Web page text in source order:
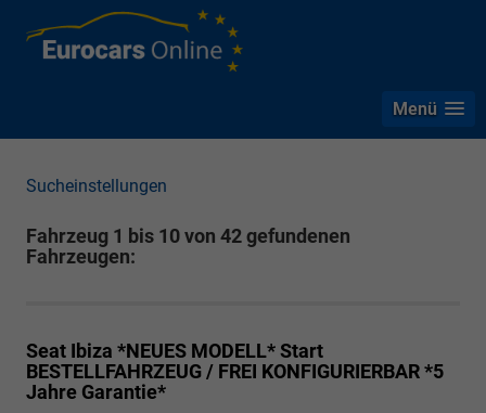
Menü
Sucheinstellungen
Fahrzeug 1 bis 10 von 42 gefundenen
Fahrzeugen:
Seat Ibiza *NEUES MODELL*Start
BESTELLFAHRZEUG / FREI KONFIGURIERBAR *5
Jahre Garantie*